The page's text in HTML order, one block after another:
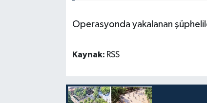
Operasyonda yakalanan
Kaynak: RSS